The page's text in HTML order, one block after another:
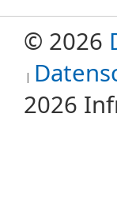
© 2026
2026